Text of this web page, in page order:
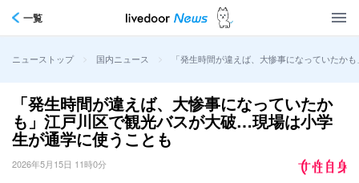
一覧
ニューストップ > 国内ニュース > 「発生時間が違えば、大惨事になっていたか
「発生時間が違えば、大惨事になっていたか
も」江戸川区で観光バスが大破…現場は小学
生が通学に使うことも
2026年5月15日 11時0分